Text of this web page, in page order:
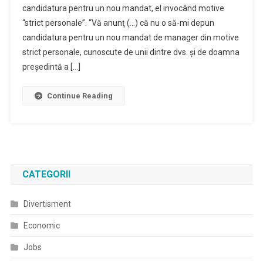
candidatura pentru un nou mandat, el invocând motive
“strict personale”. “Vă anunţ (…) că nu o să-mi depun
candidatura pentru un nou mandat de manager din motive
strict personale, cunoscute de unii dintre dvs. şi de doamna
preşedintă a […]
Continue Reading
CATEGORII
Divertisment
Economic
Jobs